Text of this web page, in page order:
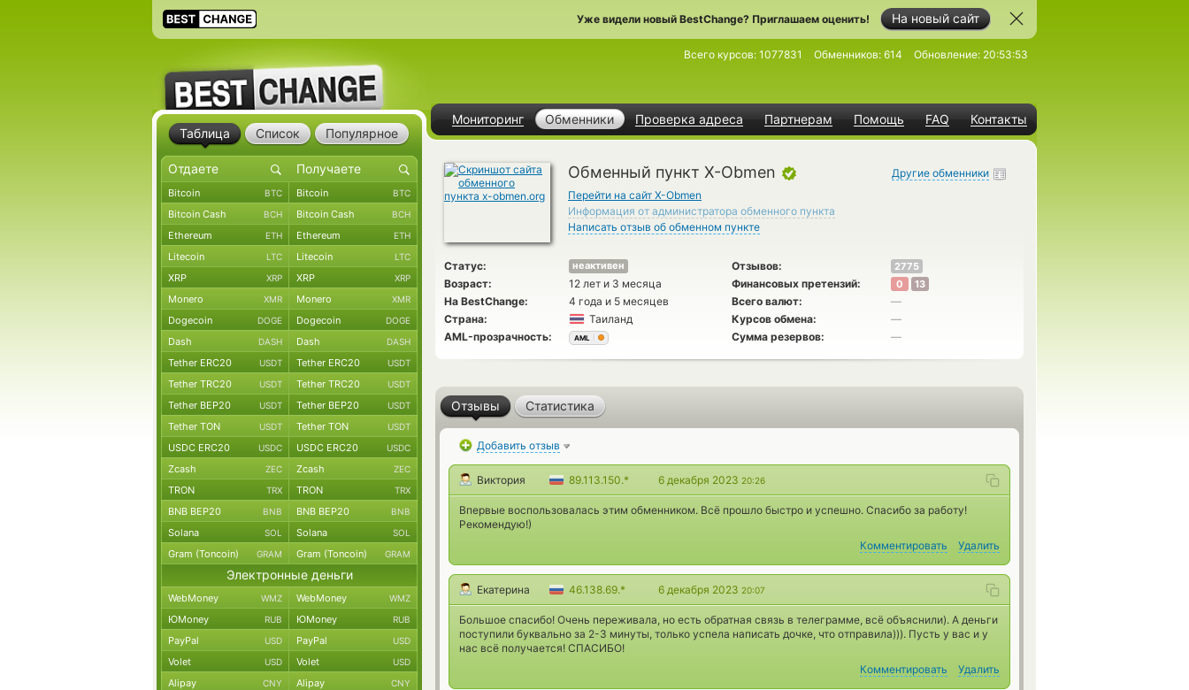
На новый сайт
Уже видели новый BestChange? Приглашаем оценить!
Мониторинг Обменники Проверка адреса Партнерам Помощь FAQ Контакты
Всего курсов: 1077831 Обменников: 614 Обновление: 20:53:53
Обменный пункт X-Obmen
Перейти на сайт X-Obmen
Информация от администратора обменного пункта
Написать отзыв об обменном пункте
Другие обменники
Статус: неактивен Отзывов: 2775
Возраст: 12 лет и 3 месяца Финансовых претензий: 0 13
На BestChange: 4 года и 5 месяцев Всего валют:
—
Страна:
Таиланд Курсов обмена:
—
AML-прозрачность:
AML Сумма резервов: —
Отзывы Статистика
Добавить отзыв
Виктория 89.113.150.* 6 декабря 2023 20:26
Впервые воспользовалась этим обменником. Всё прошло быстро и успешно. Спасибо за работу!
Рекомендую!)
Комментировать
Удалить
Екатерина 46.138.69.* 6 декабря 2023 20:07
Большое спасибо! Очень переживала, но есть обратная связь в телеграмме, всё объяснили). А деньги
поступили буквально за 2-3 минуты, только успела написать дочке, что отправила))). Пусть у вас и у
нас всё получается! СПАСИБО!
Комментировать
Удалить
Таблица Список Популярное
Bitcoin BTC Bitcoin BTC
Bitcoin Cash BCH Bitcoin Cash BCH
Ethereum ETH Ethereum ETH
Litecoin LTC Litecoin LTC
XRP XRP XRP XRP
Monero XMR Monero XMR
Dogecoin DOGE Dogecoin DOGE
Dash DASH Dash DASH
Tether ERC20 USDT Tether ERC20 USDT
Tether TRC20 USDT Tether TRC20 USDT
Tether BEP20 USDT Tether BEP20 USDT
Tether TON USDT Tether TON USDT
USDC ERC20 USDC USDC ERC20 USDC
Zcash ZEC Zcash ZEC
TRON TRX TRON TRX
BNB BEP20 BNB BNB BEP20 BNB
Solana SOL Solana SOL
Gram (Toncoin) GRAM Gram (Toncoin) GRAM
Электронные деньги
WebMoney WMZ WebMoney WMZ
ЮMoney RUB ЮMoney RUB
PayPal USD PayPal USD
Volet USD Volet USD
Alipay CNY Alipay CNY